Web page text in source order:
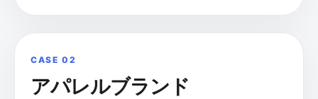
CASE 02
アパレルブランド